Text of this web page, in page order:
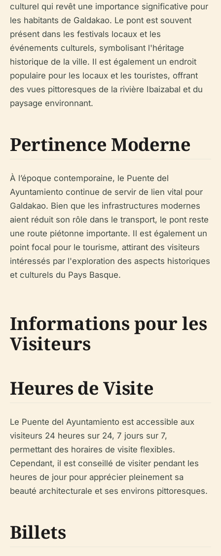
culturel qui revêt une importance significative pour
les habitants de Galdakao. Le pont est souvent
présent dans les festivals locaux et les
événements culturels, symbolisant l'héritage
historique de la ville. Il est également un endroit
populaire pour les locaux et les touristes, offrant
des vues pittoresques de la rivière Ibaizabal et du
paysage environnant.
Pertinence Moderne
À l’époque contemporaine, le Puente del
Ayuntamiento continue de servir de lien vital pour
Galdakao. Bien que les infrastructures modernes
aient réduit son rôle dans le transport, le pont reste
une route piétonne importante. Il est également un
point focal pour le tourisme, attirant des visiteurs
intéressés par l'exploration des aspects historiques
et culturels du Pays Basque.
Informations pour les
Visiteurs
Heures de Visite
Le Puente del Ayuntamiento est accessible aux
visiteurs 24 heures sur 24, 7 jours sur 7,
permettant des horaires de visite flexibles.
Cependant, il est conseillé de visiter pendant les
heures de jour pour apprécier pleinement sa
beauté architecturale et ses environs pittoresques.
Billets